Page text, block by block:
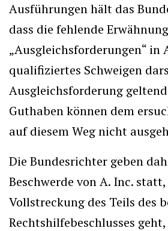
Ausführungen hält das
dass die fehlende
„Ausgleichsforderungen“ in
qualifiziertes Schweigen
Ausgleichsforderung
Guthaben können dem
auf diesem Weg nicht
Die Bundesrichter geben
Beschwerde von A. Inc.
Vollstreckung des Teils des
Rechtshilfebeschlusses